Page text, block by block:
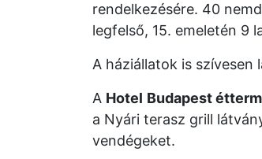
rendelkezésére. 40
legfelső, 15. emeletén 9
A háziállatok is szívesen
A Hotel Budapest
a Nyári terasz grill
vendégeket.